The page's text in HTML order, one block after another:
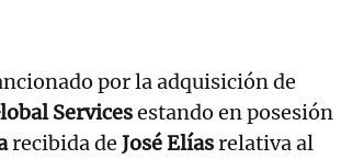
por la adquisición de
Servicesestando en posesión
recibida de José Elíasrelativa al